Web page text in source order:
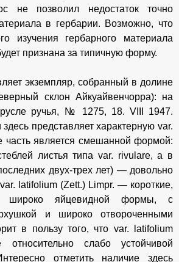
не позволил недостаток точно
в гербарии. Возможно, что
изучения гербарного материала
признана за типичную форму.
экземпляр, собранный в долине
склон Айкуайвенчорра): на
ручья, № 1275, 18. VIII 1947.
представляет характерную var.
часть является смешанной формой:
листья типа var. rivulare, а в
двух-трех лет) — довольно
latifolium (Zett.) Limpr. — короткие,
широко яйцевидной формы, с
и широко отвороченными
в пользу того, что var. latifolium
относительно слабо устойчивой
отметить наличие здесь